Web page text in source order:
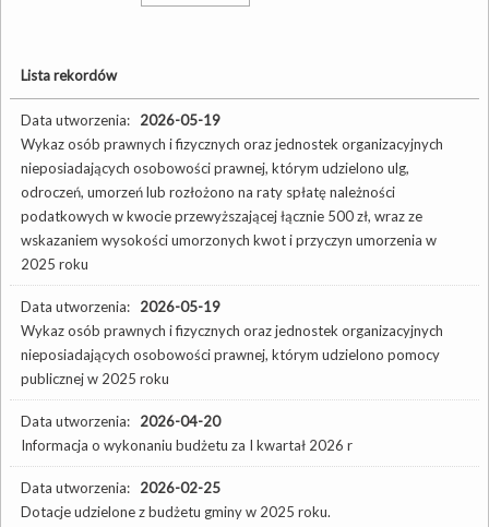
Lista rekordów
Data utworzenia: 2026-05-19
Wykaz osób prawnych i fizycznych oraz jednostek organizacyjnych
nieposiadających osobowości prawnej, którym udzielono ulg,
odroczeń, umorzeń lub rozłożono na raty spłatę należności
podatkowych w kwocie przewyższającej łącznie 500 zł, wraz ze
wskazaniem wysokości umorzonych kwot i przyczyn umorzenia w
2025 roku
Data utworzenia: 2026-05-19
Wykaz osób prawnych i fizycznych oraz jednostek organizacyjnych
nieposiadających osobowości prawnej, którym udzielono pomocy
publicznej w 2025 roku
Data utworzenia: 2026-04-20
Informacja o wykonaniu budżetu za I kwartał 2026 r
Data utworzenia: 2026-02-25
Dotacje udzielone z budżetu gminy w 2025 roku.